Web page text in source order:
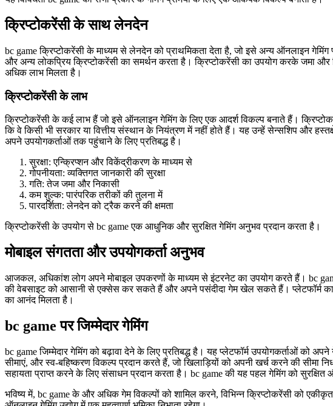
क्रिप्टोकरेंसी के साथ लेनदेन
bc game क्रिप्टोकरेंसी के माध्यम से लेनदेन को प्राथमिकता देता है, जो इसे अन्य ऑनलाइन
और अन्य लोकप्रिय क्रिप्टोकरेंसी का समर्थन करता है। क्रिप्टोकरेंसी का उपयोग करके जमा
अधिक लाभ मिलता है।
क्रिप्टोकरेंसी के लाभ
क्रिप्टोकरेंसी के कई लाभ हैं जो इसे ऑनलाइन गेमिंग के लिए एक आदर्श विकल्प बनाते हैं।
कि वे किसी भी सरकार या वित्तीय संस्थान के नियंत्रण में नहीं होते हैं। यह उन्हें सेन्सशिप और
अपने उपयोगकर्ताओं तक पहुंचाने के लिए प्रतिबद्ध है।
सुरक्षा: एन्क्रिप्शन और विकेंद्रीकरण के माध्यम से
गोपनीयता: व्यक्तिगत जानकारी की सुरक्षा
गति: तेज जमा और निकासी
कम शुल्क: पारंपरिक तरीकों की तुलना में
पारदर्शिता: लेनदेन को ट्रैक करने की क्षमता
क्रिप्टोकरेंसी के उपयोग से bc game एक आधुनिक और सुरक्षित गेमिंग अनुभव प्रदान करता है।
मोबाइल संगतता और उपयोगकर्ता अनुभव
आजकल, अधिकांश लोग अपने मोबाइल उपकरणों के माध्यम से इंटरनेट का उपयोग करते हैं। bc
की वेबसाइट को आसानी से एक्सेस कर सकते हैं और अपने पसंदीदा गेम खेल सकते हैं। प्लेटफॉर्म
का आनंद मिलता है।
bc game पर जिम्मेदार गेमिंग
bc game जिम्मेदार गेमिंग को बढ़ावा देने के लिए प्रतिबद्ध है। यह प्लेटफॉर्म उपयोगकर्ताओं को
सीमाएं, और स्व-बहिष्करण विकल्प प्रदान करते हैं, जो खिलाड़ियों को अपनी खर्च करने की
सहायता प्राप्त करने के लिए संसाधन प्रदान करता है। bc game की यह पहल गेमिंग को
भविष्य में, bc game के और अधिक गेम विकल्पों को शामिल करने, विभिन्न क्रिप्टोकरेंसी को